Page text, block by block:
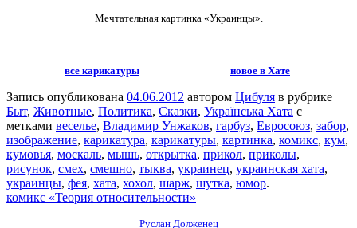
Мечтательная картинка «Украинцы».
все карикатуры новое в Хате
Запись опубликована 04.06.2012 автором Цибуля в рубрике
Быт, Животные, Политика, Сказки, Українська Хата с
метками веселье, Владимир Унжаков, гарбуз, Евросоюз, забор,
изображение, карикатура, карикатуры, картинка, комикс, кум,
кумовья, москаль, мышь, открытка, прикол, приколы,
рисунок, смех, смешно, тыква, украинец, украинская хата,
украинцы, фея, хата, хохол, шарж, шутка, юмор.
комикс «Теория относительности»
Руслан Долженец